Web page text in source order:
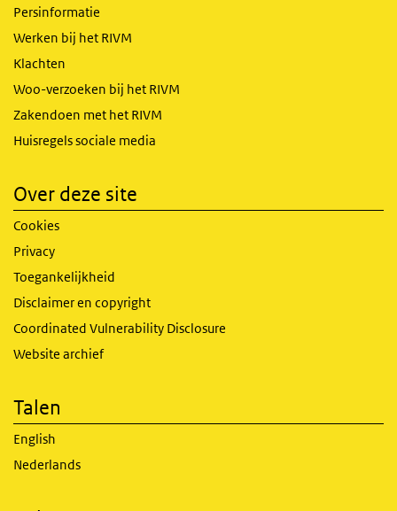
Persinformatie
Werken bij het RIVM
Klachten
Woo-verzoeken bij het RIVM
Zakendoen met het RIVM
Huisregels sociale media
Over deze site
Cookies
Privacy
Toegankelijkheid
Disclaimer en copyright
Coordinated Vulnerability Disclosure
Website archief
Talen
English
Nederlands